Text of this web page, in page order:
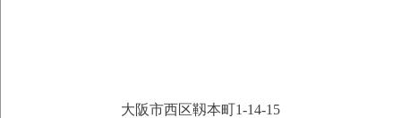
大阪市西区靱本町1-14-15